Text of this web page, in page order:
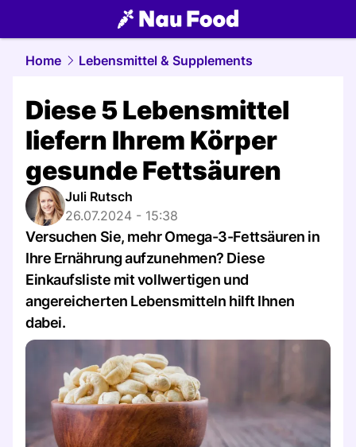
food.NAU.ch
Home Lebensmittel & Supplements
Diese 5 Lebensmittel
liefern Ihrem Körper
gesunde Fettsäuren
Juli Rutsch
26.07.2024 - 15:38
Versuchen Sie, mehr Omega-3-Fettsäuren in
Ihre Ernährung aufzunehmen? Diese
Einkaufsliste mit vollwertigen und
angereicherten Lebensmitteln hilft Ihnen
dabei.